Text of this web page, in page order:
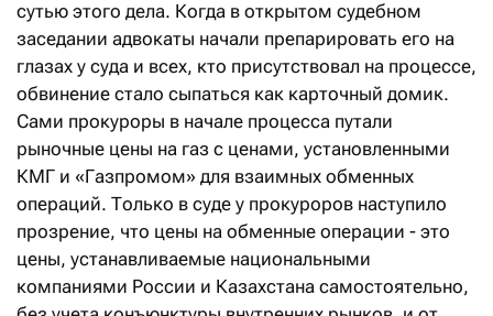
сутью этого дела. Когда в открытом судебном
заседании адвокаты начали препарировать его на
глазах у суда и всех, кто присутствовал на процессе,
обвинение стало сыпаться как карточный домик.
Сами прокуроры в начале процесса путали
рыночные цены на газ с ценами, установленными
КМГ и «Газпромом» для взаимных обменных
операций. Только в суде у прокуроров наступило
прозрение, что цены на обменные операции - это
цены, устанавливаемые национальными
компаниями России и Казахстана самостоятельно,